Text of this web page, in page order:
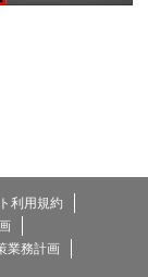
利用規約
業務計画